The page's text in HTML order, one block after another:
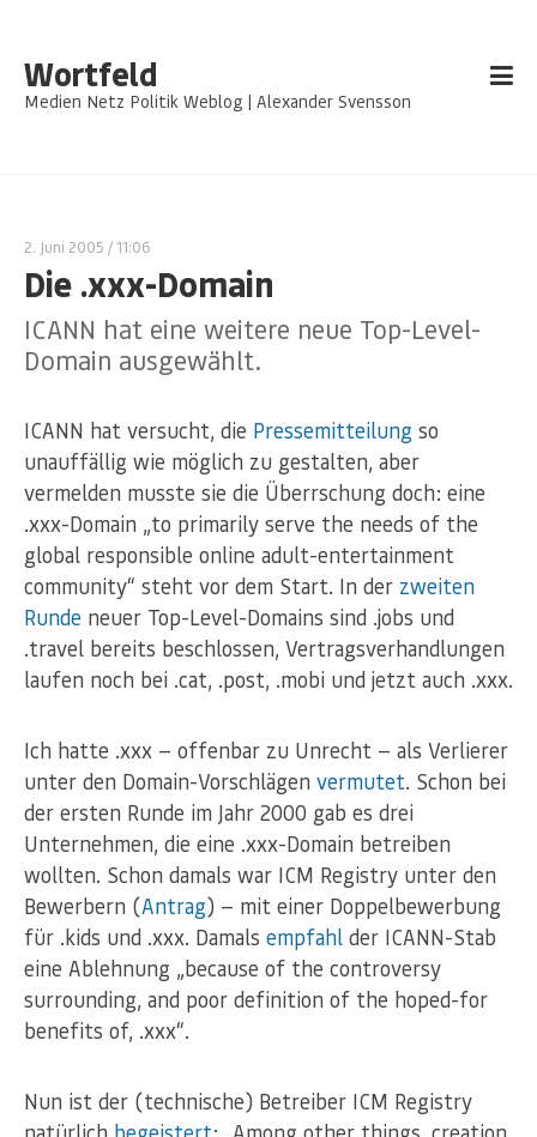
Wortfeld
Medien Netz Politik Weblog | Alexander Svensson
2. Juni 2005 / 11:06
Die .xxx-Domain
ICANN hat eine weitere neue Top-Level-
Domain ausgewählt.
ICANN hat versucht, die Pressemitteilung so
unauffällig wie möglich zu gestalten, aber
vermelden musste sie die Überrschung doch: eine
.xxx-Domain „to primarily serve the needs of the
global responsible online adult-entertainment
community“ steht vor dem Start. In der zweiten
Runde neuer Top-Level-Domains sind .jobs und
.travel bereits beschlossen, Vertragsverhandlungen
laufen noch bei .cat, .post, .mobi und jetzt auch .xxx.
Ich hatte .xxx — offenbar zu Unrecht — als Verlierer
unter den Domain-Vorschlägen vermutet. Schon bei
der ersten Runde im Jahr 2000 gab es drei
Unternehmen, die eine .xxx-Domain betreiben
wollten. Schon damals war ICM Registry unter den
Bewerbern (Antrag) — mit einer Doppelbewerbung
für .kids und .xxx. Damals empfahl der ICANN-Stab
eine Ablehnung „because of the controversy
surrounding, and poor definition of the hoped-for
benefits of, .xxx“.
Nun ist der (technische) Betreiber ICM Registry